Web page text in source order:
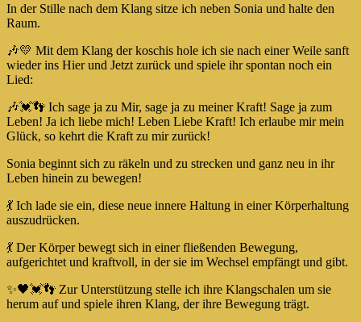
In der Stille nach dem Klang sitze ich neben Sonia und halte den
Raum.
🎶💛 Mit dem Klang der koschis hole ich sie nach einer Weile sanft
wieder ins Hier und Jetzt zurück und spiele ihr spontan noch ein
Lied:
🎶💓👣 Ich sage ja zu Mir, sage ja zu meiner Kraft! Sage ja zum
Leben! Ja ich liebe mich! Leben Liebe Kraft! Ich erlaube mir mein
Glück, so kehrt die Kraft zu mir zurück!
Sonia beginnt sich zu räkeln und zu strecken und ganz neu in ihr
Leben hinein zu bewegen!
💃 Ich lade sie ein, diese neue innere Haltung in einer Körperhaltung
auszudrücken.
💃 Der Körper bewegt sich in einer fließenden Bewegung,
aufgerichtet und kraftvoll, in der sie im Wechsel empfängt und gibt.
✨🖤💓👣 Zur Unterstützung stelle ich ihre Klangschalen um sie
herum auf und spiele ihren Klang, der ihre Bewegung trägt.